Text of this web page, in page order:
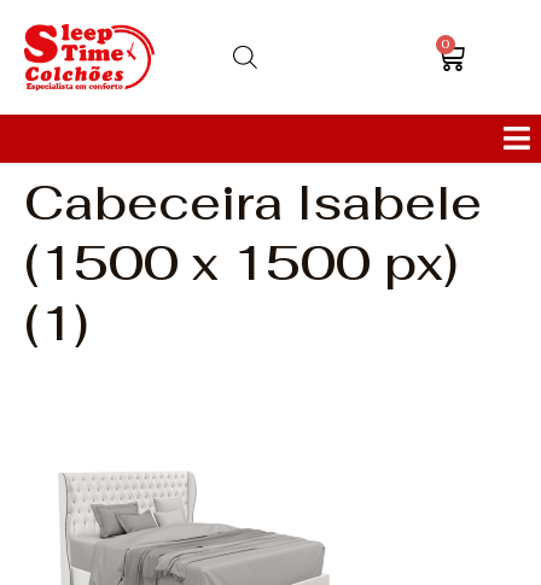
0
Colchões
Bases
Sofás
Poltronas
Móveis
Cabeceira Isabele
(1500 x 1500 px)
(1)